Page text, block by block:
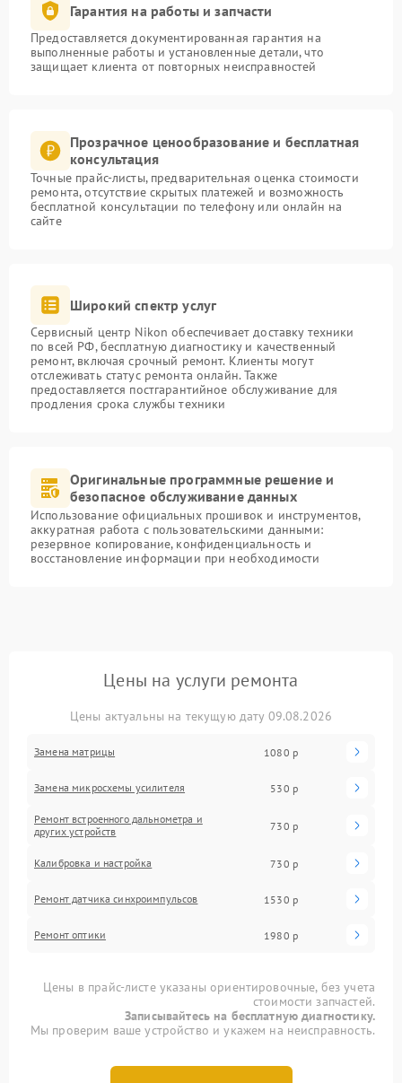
Гарантия на работы и запчасти
Предоставляется документированная гарантия на
выполненные работы и установленные детали, что
защищает клиента от повторных неисправностей
Прозрачное ценообразование и бесплатная
консультация
Точные прайс-листы, предварительная оценка стоимости
ремонта, отсутствие скрытых платежей и возможность
бесплатной консультации по телефону или онлайн на
сайте
Широкий спектр услуг
Сервисный центр Nikon обеспечивает доставку техники
по всей РФ, бесплатную диагностику и качественный
ремонт, включая срочный ремонт. Клиенты могут
отслеживать статус ремонта онлайн. Также
предоставляется постгарантийное обслуживание для
продления срока службы техники
Оригинальные программные решение и
безопасное обслуживание данных
Использование официальных прошивок и инструментов,
аккуратная работа с пользовательскими данными:
резервное копирование, конфиденциальность и
восстановление информации при необходимости
Цены на услуги ремонта
Цены актуальны на текущую дату 09.08.2026
Замена матрицы 1080 р
Замена микросхемы усилителя 530 р
Ремонт встроенного дальнометра и
других устройств
730 р
Калибровка и настройка 730 р
Ремонт датчика синхроимпульсов 1530 р
Ремонт оптики 1980 р
Цены в прайс-листе указаны ориентировочные, без учета
стоимости запчастей.
Записывайтесь на бесплатную диагностику.
Мы проверим ваше устройство и укажем на неисправность.